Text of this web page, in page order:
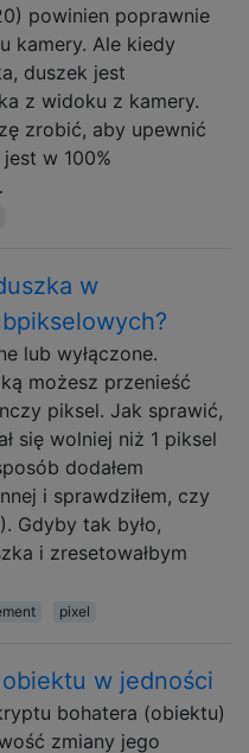
powinien poprawnie
kamery. Ale kiedy
duszek jest
z widoku z kamery.
zrobić, aby upewnić
w 100%
w
lub wyłączone.
możesz przenieść
piksel. Jak sprawić,
się wolniej niż 1 piksel
dodałem
i sprawdziłem, czy
Gdyby tak było,
i zresetowałbym
pixel
w jedności
bohatera (obiektu)
zmiany jego